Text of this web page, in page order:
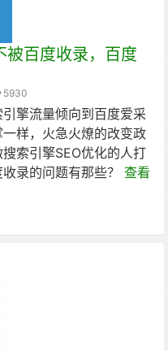
被百度收录，百度
5930
擎流量倾向到百度爱采
样，火急火燎的改变政
索引擎SEO优化的人打
录的问题有那些？ 查看